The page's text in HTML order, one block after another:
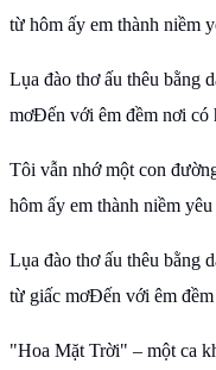
từ hôm ấy em thành niềm
Lụa đào thơ ấu thêu bằng
mơĐến với êm đềm nơi có
Tôi vẫn nhớ một con
hôm ấy em thành niềm
Lụa đào thơ ấu thêu bằng
từ giấc mơĐến với êm
"Hoa Mặt Trời" – một ca